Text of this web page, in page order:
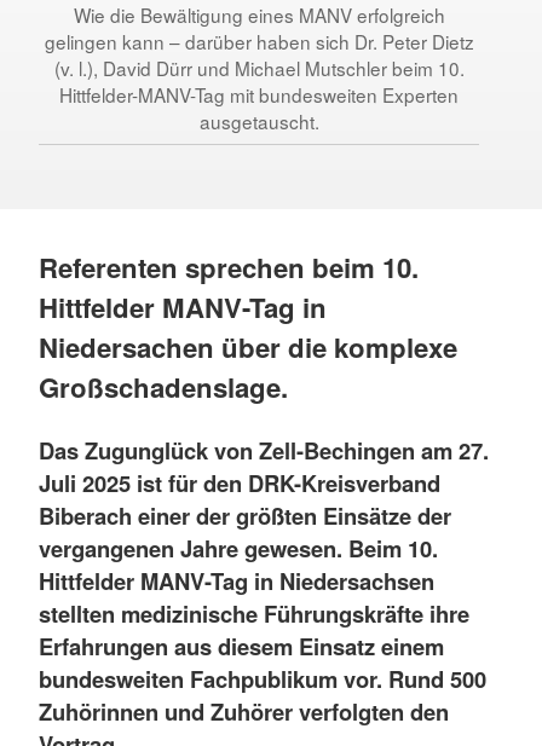
Wie die Bewältigung eines MANV erfolgreich
gelingen kann – darüber haben sich Dr. Peter Dietz
(v. l.), David Dürr und Michael Mutschler beim 10.
Hittfelder-MANV-Tag mit bundesweiten Experten
ausgetauscht.
Referenten sprechen beim 10.
Hittfelder MANV-Tag in
Niedersachen über die komplexe
Großschadenslage.
Das Zugunglück von Zell-Bechingen am 27.
Juli 2025 ist für den DRK-Kreisverband
Biberach einer der größten Einsätze der
vergangenen Jahre gewesen. Beim 10.
Hittfelder MANV-Tag in Niedersachsen
stellten medizinische Führungskräfte ihre
Erfahrungen aus diesem Einsatz einem
bundesweiten Fachpublikum vor. Rund 500
Zuhörinnen und Zuhörer verfolgten den